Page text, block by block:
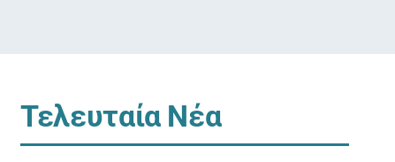
Τελευταία Νέα